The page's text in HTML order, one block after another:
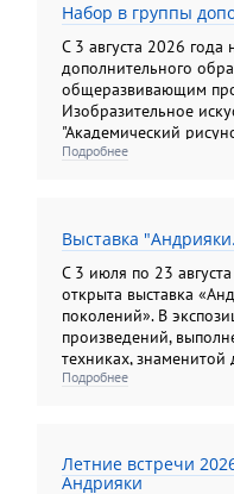
Набор в группы
С 3 августа 2026 года
дополнительного
общеразвивающим
Изобразительное
"Академический
лет);
живопись"; "
изображения на
Подробнее
Выставка
С 3 июля по 23
открыта выставка
поколений». В
произведений,
техниках,
Подробнее
Летние встречи
Андрияки